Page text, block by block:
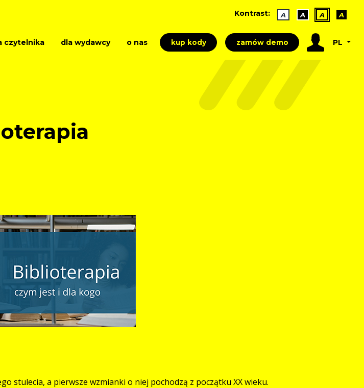
Kontrast: A A A A
czytelnika dla wydawcy o nas kup kody zamów demo PL
stulecia, a pierwsze wzmianki o niej pochodzą z początku XX wieku.